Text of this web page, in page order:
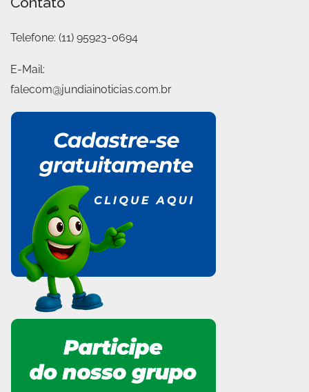
Telefone: (11) 95923-0694
E-Mail:
falecom@jundiainoticias.com.br